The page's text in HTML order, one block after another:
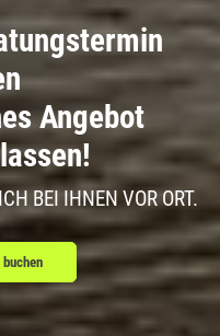
Angebot
BEI IHNEN VOR ORT.